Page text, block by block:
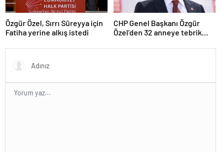
Özgür Özel, Sırrı Süreyya için
Fatiha yerine alkış istedi
CHP Genel Başkanı Özgür
Özel’den 32 anneye tebrik